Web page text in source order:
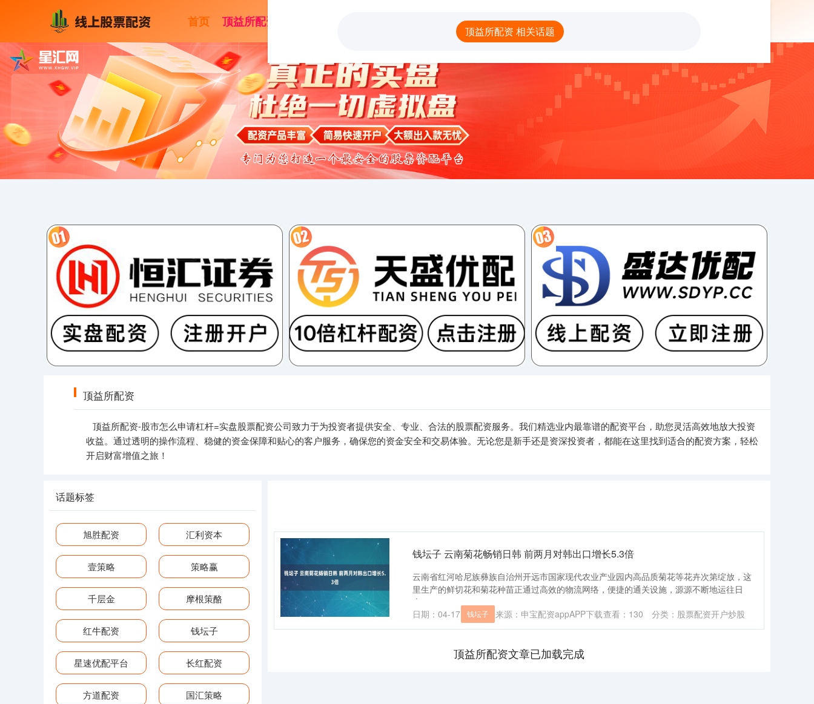
首页 顶益所配资 配资网网站 股票配资开户炒股
顶益所配资
顶益所配资-股市怎么申请杠杆=实盘股票配资公司致力于为投资者提供安全、专业、合法的股票配资服务。我们精选业内最靠谱的配资平台，助您灵活高效地放大投资
收益。通过透明的操作流程、稳健的资金保障和贴心的客户服务，确保您的资金安全和交易体验。无论您是新手还是资深投资者，都能在这里找到适合的配资方案，轻松
开启财富增值之旅！
顶益所配资 相关话题
钱坛子 云南菊花畅销日韩 前两月对韩出口增长5.3倍
云南省红河哈尼族彝族自治州开远市国家现代农业产业园内高品质菊花等花卉次第绽放，这
里生产的鲜切花和菊花种苗正通过高效的物流网络，便捷的通关设施，源源不断地运往日
本....
日期：04-17
钱坛子 来源：申宝配资appAPP下载查看： 130 分类： 股票配资开户炒股
顶益所配资文章已加载完成
话题标签
旭胜配资 汇利资本
壹策略 策略赢
千层金 摩根策酪
红牛配资 钱坛子
星速优配平台 长红配资
方道配资 国汇策略